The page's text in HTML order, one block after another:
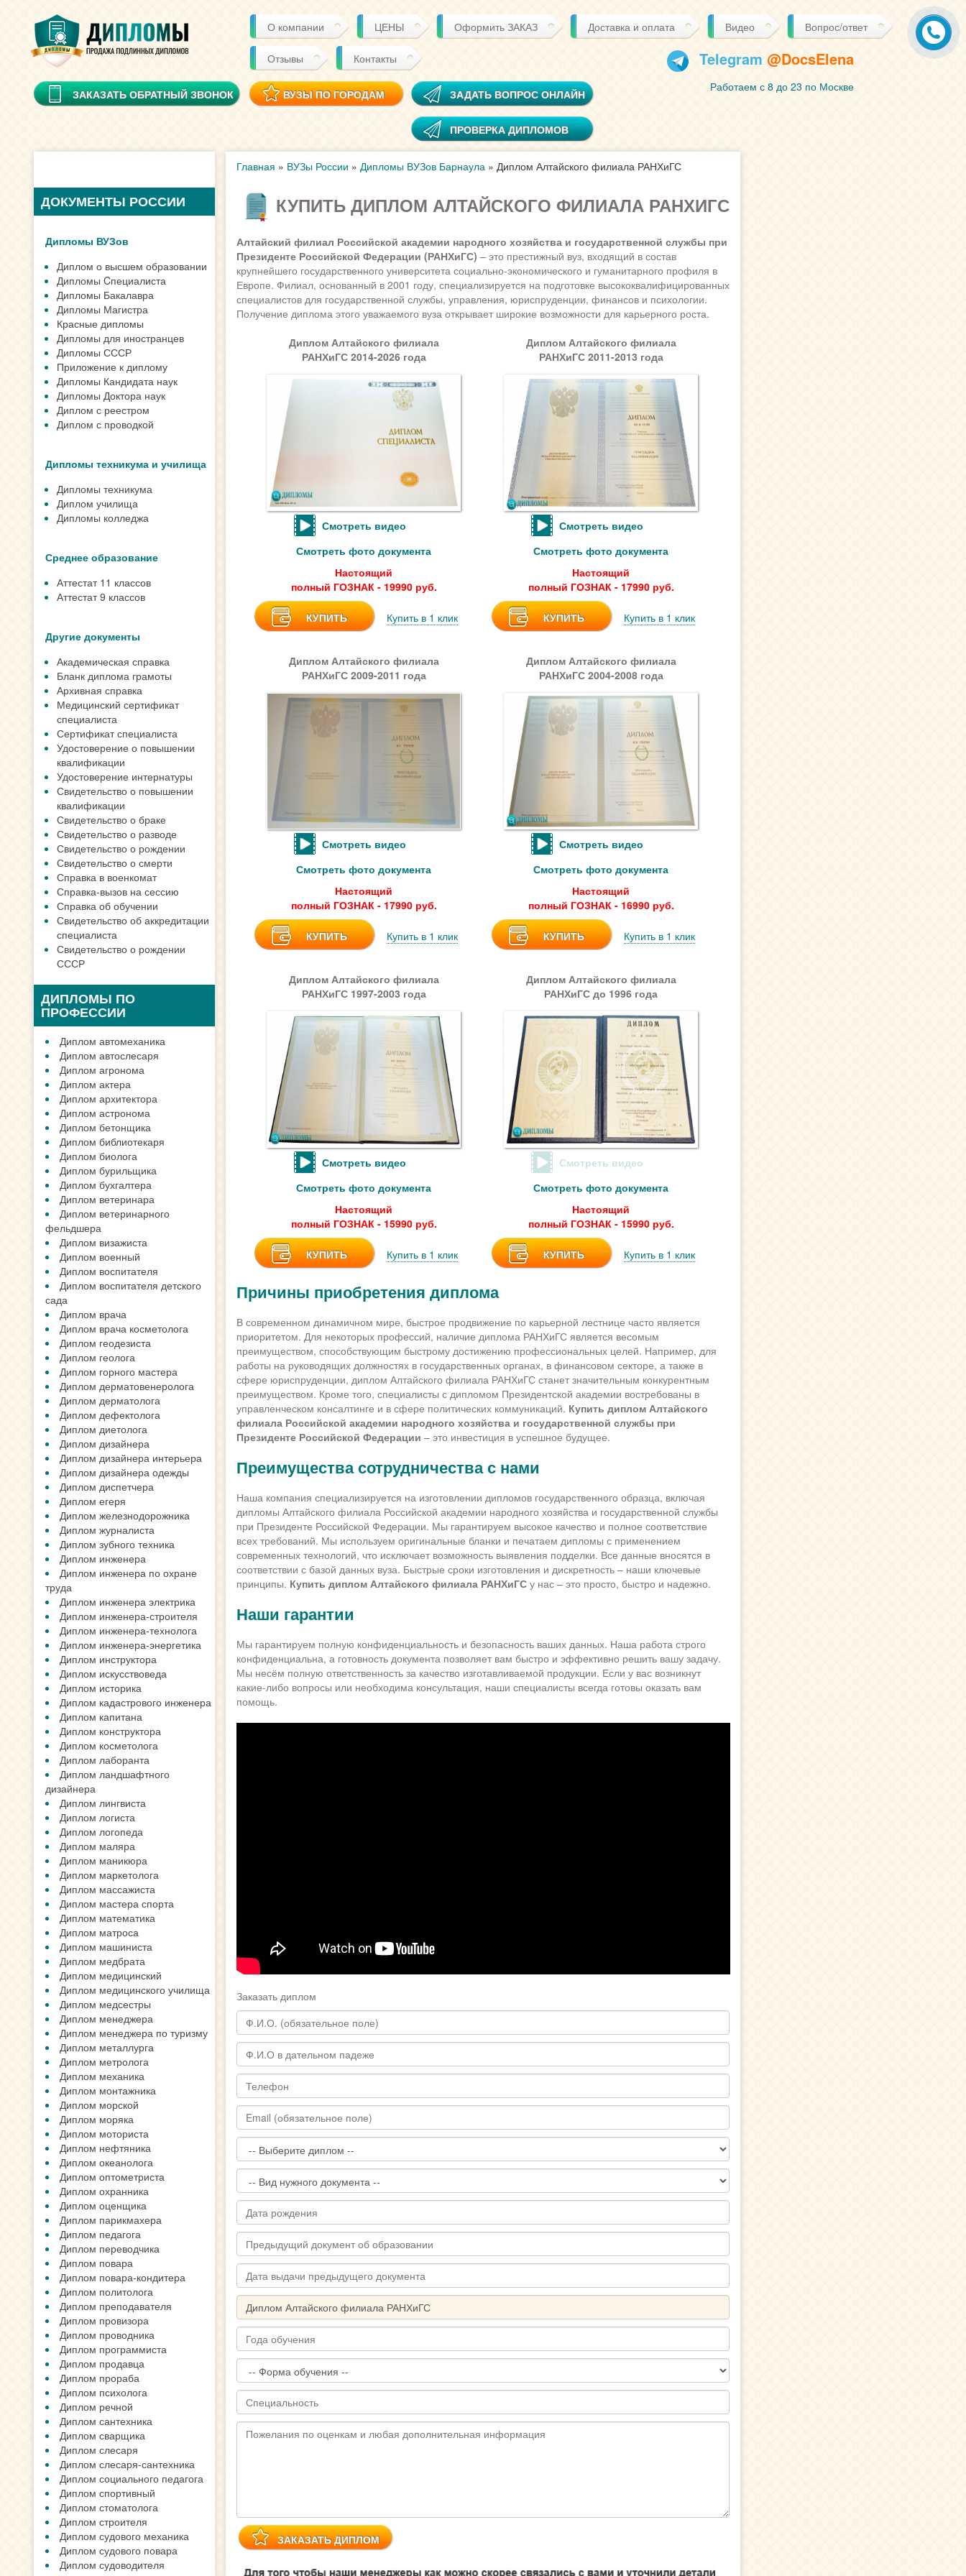
О компании ЦЕНЫ Оформить ЗАКАЗ Доставка и оплата Видео Вопрос/ответ
Отзывы Контакты
ЗАКАЗАТЬ ОБРАТНЫЙ ЗВОНОК ВУЗЫ ПО ГОРОДАМ ЗАДАТЬ ВОПРОС ОНЛАЙН
ПРОВЕРКА ДИПЛОМОВ
Telegram @DocsElena
Работаем с 8 до 23 по Москве
ДОКУМЕНТЫ РОССИИ
Дипломы ВУЗов
Диплом о высшем образовании
Дипломы Cпециалиста
Дипломы Бакалавра
Дипломы Магистра
Красные дипломы
Дипломы для иностранцев
Дипломы СССР
Приложение к диплому
Дипломы Кандидата наук
Дипломы Доктора наук
Диплом с реестром
Диплом с проводкой
Дипломы техникума и училища
Дипломы техникума
Диплом училища
Дипломы колледжа
Среднее образование
Аттестат 11 классов
Аттестат 9 классов
Другие документы
Академическая справка
Бланк диплома грамоты
Архивная справка
Медицинский сертификат
специалиста
Сертификат специалиста
Удостоверение о повышении
квалификации
Удостоверение интернатуры
Свидетельство о повышении
квалификации
Свидетельство о браке
Свидетельство о разводе
Свидетельство о рождении
Свидетельство о смерти
Справка в военкомат
Справка-вызов на сессию
Справка об обучении
Свидетельство об аккредитации
специалиста
Свидетельство о рождении
СССР
ДИПЛОМЫ ПО
ПРОФЕССИИ
Диплом автомеханика
Диплом автослесаря
Диплом агронома
Диплом актера
Диплом архитектора
Диплом астронома
Диплом бетонщика
Диплом библиотекаря
Диплом биолога
Диплом бурильщика
Диплом бухгалтера
Диплом ветеринара
Диплом ветеринарного
фельдшера
Диплом визажиста
Диплом военный
Диплом воспитателя
Диплом воспитателя детского
сада
Диплом врача
Диплом врача косметолога
Диплом геодезиста
Диплом геолога
Диплом горного мастера
Диплом дерматовенеролога
Диплом дерматолога
Диплом дефектолога
Диплом диетолога
Диплом дизайнера
Диплом дизайнера интерьера
Диплом дизайнера одежды
Диплом диспетчера
Диплом егеря
Диплом железнодорожника
Диплом журналиста
Диплом зубного техника
Диплом инженера
Диплом инженера по охране
труда
Диплом инженера электрика
Диплом инженера-строителя
Диплом инженера-технолога
Диплом инженера-энергетика
Диплом инструктора
Диплом искусствоведа
Диплом историка
Диплом кадастрового инженера
Диплом капитана
Диплом конструктора
Диплом косметолога
Диплом лаборанта
Диплом ландшафтного
дизайнера
Диплом лингвиста
Диплом логиста
Диплом логопеда
Диплом маляра
Диплом маникюра
Диплом маркетолога
Диплом массажиста
Диплом мастера спорта
Диплом математика
Диплом матроса
Диплом машиниста
Диплом медбрата
Диплом медицинский
Диплом медицинского училища
Диплом медсестры
Диплом менеджера
Диплом менеджера по туризму
Диплом металлурга
Диплом метролога
Диплом механика
Диплом монтажника
Диплом морской
Диплом моряка
Диплом моториста
Диплом нефтяника
Диплом океанолога
Диплом оптометриста
Диплом охранника
Диплом оценщика
Диплом парикмахера
Диплом педагога
Диплом переводчика
Диплом повара
Диплом повара-кондитера
Диплом политолога
Диплом преподавателя
Диплом провизора
Диплом проводника
Диплом программиста
Диплом продавца
Диплом прораба
Диплом психолога
Диплом речной
Диплом сантехника
Диплом сварщика
Диплом слесаря
Диплом слесаря-сантехника
Диплом социального педагога
Диплом спортивный
Диплом стоматолога
Диплом строителя
Диплом судового механика
Диплом судового повара
Диплом судоводителя
Главная » ВУЗы России » Дипломы ВУЗов Барнаула» Диплом Алтайского филиала РАНХиГС
КУПИТЬ ДИПЛОМ АЛТАЙСКОГО ФИЛИАЛА РАНХИГС
Алтайский филиал Российской академии народного хозяйства и государственной службы при
Президенте Российской Федерации (РАНХиГС) – это престижный вуз, входящий в состав
крупнейшего государственного университета социально-экономического и гуманитарного профиля в
Европе. Филиал, основанный в 2001 году, специализируется на подготовке высококвалифицированных
специалистов для государственной службы, управления, юриспруденции, финансов и психологии.
Получение диплома этого уважаемого вуза открывает широкие возможности для карьерного роста.
Диплом Алтайского филиала
РАНХиГС 2014-2026 года
Смотреть видео
Смотреть фото документа
Настоящий
полный ГОЗНАК - 19990 руб.
КУПИТЬ Купить в 1 клик
Диплом Алтайского филиала
РАНХиГС 2011-2013 года
Смотреть видео
Смотреть фото документа
Настоящий
полный ГОЗНАК - 17990 руб.
КУПИТЬ Купить в 1 клик
Диплом Алтайского филиала
РАНХиГС 2009-2011 года
Смотреть видео
Смотреть фото документа
Настоящий
полный ГОЗНАК - 17990 руб.
КУПИТЬ Купить в 1 клик
Диплом Алтайского филиала
РАНХиГС 2004-2008 года
Смотреть видео
Смотреть фото документа
Настоящий
полный ГОЗНАК - 16990 руб.
КУПИТЬ Купить в 1 клик
Диплом Алтайского филиала
РАНХиГС 1997-2003 года
Смотреть видео
Смотреть фото документа
Настоящий
полный ГОЗНАК - 15990 руб.
КУПИТЬ Купить в 1 клик
Диплом Алтайского филиала
РАНХиГС до 1996 года
Смотреть видео
Смотреть фото документа
Настоящий
полный ГОЗНАК - 15990 руб.
КУПИТЬ Купить в 1 клик
Причины приобретения диплома
В современном динамичном мире, быстрое продвижение по карьерной лестнице часто является
приоритетом. Для некоторых профессий, наличие диплома РАНХиГС является весомым
преимуществом, способствующим быстрому достижению профессиональных целей. Например, для
работы на руководящих должностях в государственных органах, в финансовом секторе, а также в
сфере юриспруденции, диплом Алтайского филиала РАНХиГС станет значительным конкурентным
преимуществом. Кроме того, специалисты с дипломом Президентской академии востребованы в
управленческом консалтинге и в сфере политических коммуникаций. Купить диплом Алтайского
филиала Российской академии народного хозяйства и государственной службы при
Президенте Российской Федерации – это инвестиция в успешное будущее.
Преимущества сотрудничества с нами
Наша компания специализируется на изготовлении дипломов государственного образца, включая
дипломы Алтайского филиала Российской академии народного хозяйства и государственной службы
при Президенте Российской Федерации. Мы гарантируем высокое качество и полное соответствие
всех требований. Мы используем оригинальные бланки и печатаем дипломы с применением
современных технологий, что исключает возможность выявления подделки. Все данные вносятся в
соответствии с базой данных вуза. Быстрые сроки изготовления и дискретность – наши ключевые
принципы. Купить диплом Алтайского филиала РАНХиГСу нас – это просто, быстро и надежно.
Наши гарантии
Мы гарантируем полную конфиденциальность и безопасность ваших данных. Наша работа строго
конфиденциальна, а готовность документа позволяет вам быстро и эффективно решить вашу задачу.
Мы несём полную ответственность за качество изготавливаемой продукции. Если у вас возникнут
какие-либо вопросы или необходима консультация, наши специалисты всегда готовы оказать вам
помощь.
Заказать диплом